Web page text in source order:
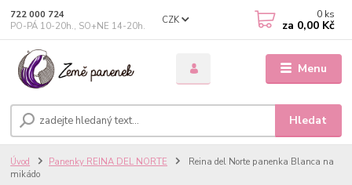
Menu
CZK
Hledat
722 000 724
PO-PÁ 10-20h., SO+NE 14-20h.
0 ks
za 0,00 Kč
Úvod Panenky REINA DEL NORTE
Reina del Norte panenka Blanca na
mikádo